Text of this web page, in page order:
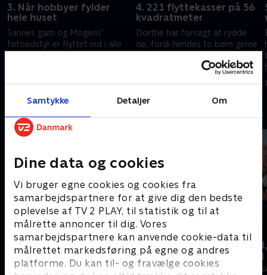
Samtykke Detaljer Om
Dine data og cookies
Vi bruger egne cookies og cookies fra
samarbejdspartnere for at give dig den bedste
oplevelse af TV 2 PLAY, til statistik og til at
målrette annoncer til dig. Vores
samarbejdspartnere kan anvende cookie-data til
målrettet markedsføring på egne og andres
platforme. Du kan til- og fravælge cookies
3. Når hobbyer fylder
hele huset
Sannes garn og Mogens'
fotoudstyr er flyttet ind i alle
18. juli 2024 • 40 min
4. 221 flyttekasser på 56
kvadratmeter
Dorthe har forsøgt at rydde
op, fordi hendes to børn gerne
Men rodet er ved at presse
dem alle tre ud af deres lille
25. juli 2024 • 40 min
Andre så også
Linde på Langeland
Livsstil • 5 sæsoner
beliggenhed
Livsstil • 18